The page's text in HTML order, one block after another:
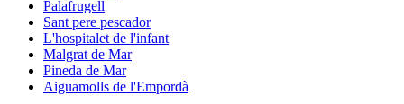
Palafrugell
Sant pere pescador
L'hospitalet de l'infant
Malgrat de Mar
Pineda de Mar
Aiguamolls de l'Empordà